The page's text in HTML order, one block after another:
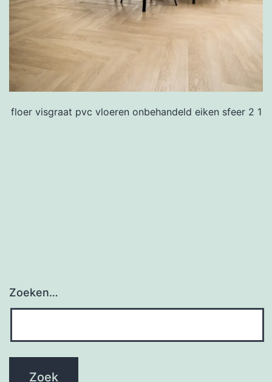
floer visgraat pvc vloeren onbehandeld eiken sfeer 2 1
Zoeken…